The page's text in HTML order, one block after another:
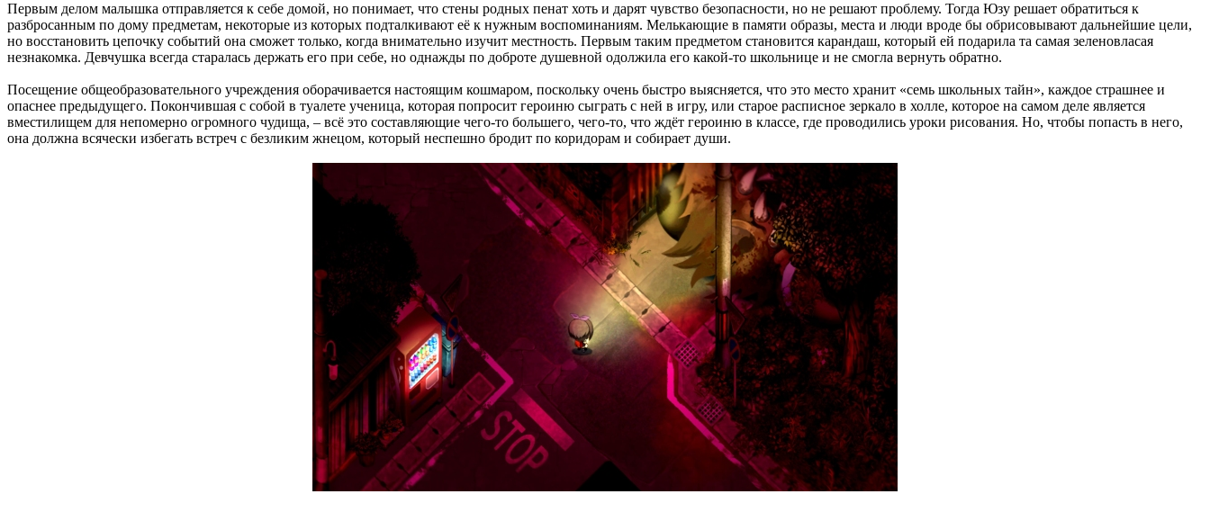
Первым делом малышка отправляется к себе домой, но понимает, что стены родных пенат хоть и дарят чувство безопасности, но не решают проблему. Тогда Юзу решает обратиться к
разбросанным по дому предметам, некоторые из которых подталкивают её к нужным воспоминаниям. Мелькающие в памяти образы, места и люди вроде бы обрисовывают дальнейшие цели,
но восстановить цепочку событий она сможет только, когда внимательно изучит местность. Первым таким предметом становится карандаш, который ей подарила та самая зеленовласая
незнакомка. Девчушка всегда старалась держать его при себе, но однажды по доброте душевной одолжила его какой-то школьнице и не смогла вернуть обратно.
Посещение общеобразовательного учреждения оборачивается настоящим кошмаром, поскольку очень быстро выясняется, что это место хранит «семь школьных тайн», каждое страшнее и
опаснее предыдущего. Покончившая с собой в туалете ученица, которая попросит героиню сыграть с ней в игру, или старое расписное зеркало в холле, которое на самом деле является
вместилищем для непомерно огромного чудища, – всё это составляющие чего-то большего, чего-то, что ждёт героиню в классе, где проводились уроки рисования. Но, чтобы попасть в него,
она должна всячески избегать встреч с безликим жнецом, который неспешно бродит по коридорам и собирает души.